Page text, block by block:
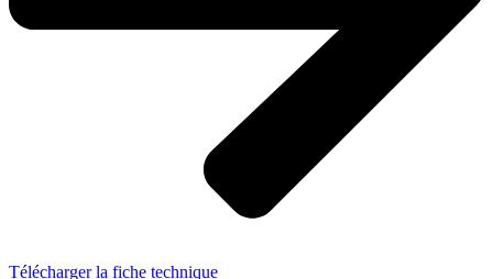
Télécharger la fiche technique